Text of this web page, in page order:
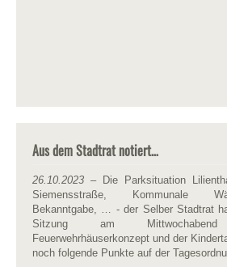
Aus dem Stadtrat notiert…
26.10.2023 – Die Parksituation
Siemensstraße, Kommunale
Bekanntgabe, … - der Selber Stadtrat
Sitzung am
Feuerwehrhäuserkonzept und der
noch folgende Punkte auf der